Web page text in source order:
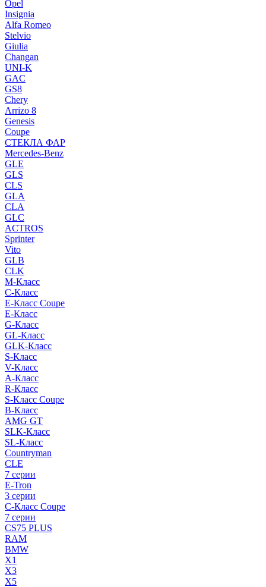
Opel
Insignia
Alfa Romeo
Stelvio
Giulia
Changan
UNI-K
GAC
GS8
Chery
Arrizo 8
Genesis
Coupe
СТЕКЛА ФАР
Mercedes-Benz
GLE
GLS
CLS
GLA
CLA
GLC
ACTROS
Sprinter
Vito
GLB
CLK
M-Класс
C-Класс
E-Класс Coupe
E-Класс
G-Класс
GL-Класс
GLK-Класс
S-Класс
V-Класс
A-Класс
R-Класс
S-Класс Сoupe
B-Класс
AMG GT
SLK-Класс
SL-Класс
Countryman
CLE
7 серии
E-Tron
3 серии
C-Класс Coupe
7 серии
CS75 PLUS
RAM
BMW
X1
X3
X5